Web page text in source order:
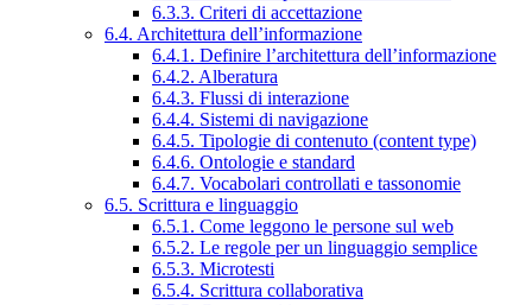
6.3.3. Criteri di accettazione
6.4. Architettura dell’informazione
6.4.1. Definire l’architettura dell’informazione
6.4.2. Alberatura
6.4.3. Flussi di interazione
6.4.4. Sistemi di navigazione
6.4.5. Tipologie di contenuto (content type)
6.4.6. Ontologie e standard
6.4.7. Vocabolari controllati e tassonomie
6.5. Scrittura e linguaggio
6.5.1. Come leggono le persone sul web
6.5.2. Le regole per un linguaggio semplice
6.5.3. Microtesti
6.5.4. Scrittura collaborativa